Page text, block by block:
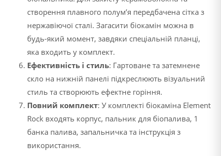
створення плавного полум’я передбачена сітка з
нержавіючої сталі. Загасити біокамін можна в
будь-який момент, завдяки спеціальній планці,
яка входить у комплект.
Ефективність і стиль: Гартоване та затемнене
скло на нижній панелі підкреслюють візуальний
стиль та створюють ефектне горіння.
Повний комплект: У комплекті біокаміна Element
Rock входять корпус, пальник для біопалива, 1
банка палива, запальничка та інструкція з
використання.